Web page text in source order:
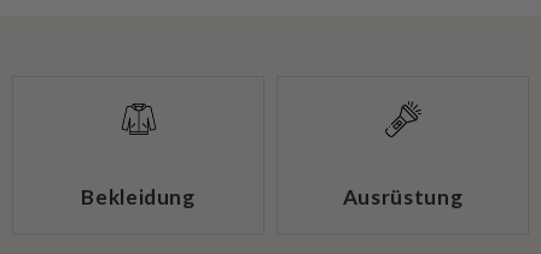
Bekleidung Ausrüstung